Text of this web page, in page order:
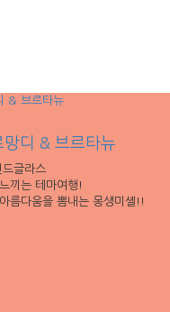
디 & 브르타뉴
드글라스
끼는 테마여행!
름다움을 뽐내는 몽생미셸!!